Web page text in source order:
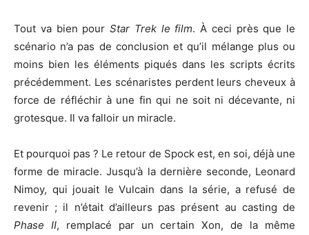
Tout va bien pour Star Trek le film. À ceci près que le
scénario n’a pas de conclusion et qu’il mélange plus ou
moins bien les éléments piqués dans les scripts écrits
précédemment. Les scénaristes perdent leurs cheveux à
force de réfléchir à une fin qui ne soit ni décevante, ni
grotesque. Il va falloir un miracle.
Et pourquoi pas ? Le retour de Spock est, en soi, déjà une
forme de miracle. Jusqu’à la dernière seconde, Leonard
Nimoy, qui jouait le Vulcain dans la série, a refusé de
revenir ; il n’était d’ailleurs pas présent au casting de
Phase II, remplacé par un certain Xon, de la même